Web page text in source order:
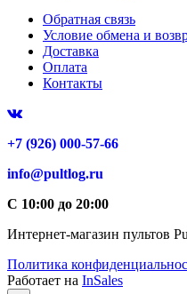
Обратная связь
Условие обмена и
Доставка
Оплата
Контакты
+7 (926) 000-57-66
info@pultlog.ru
С 10:00 до 20:00
Интернет-магазин пультов
Политика
Работает на InSales